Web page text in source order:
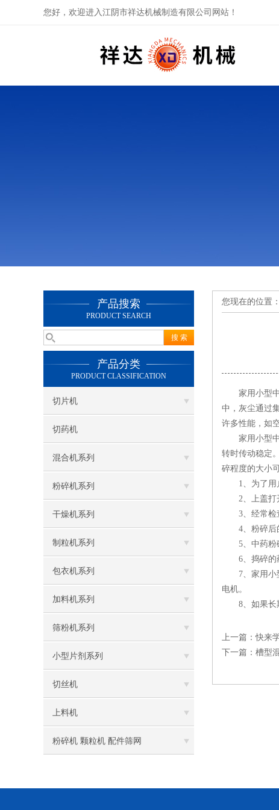
您好，欢迎进入江阴市祥达机械制造有限公司网站！
产品搜索
PRODUCT SEARCH
产品分类
PRODUCT CLASSIFICATION
切片机
切药机
混合机系列
粉碎机系列
干燥机系列
制粒机系列
包衣机系列
加料机系列
筛粉机系列
小型片剂系列
切丝机
上料机
粉碎机 颗粒机 配件筛网
您现在的位置：
家用小型中
中，灰尘通过
许多性能，如
家用小型中
转时传动稳定
碎程度的大小
1、为了用户
2、上盖打开
3、经常检查
4、粉碎后的
5、中药粉碎
6、捣碎的药
7、家用小型
电机。
8、如果长期
上一篇：快来
下一篇： 槽型